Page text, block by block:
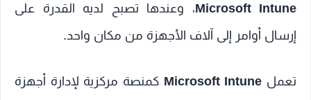
Microsoft Intune، وعندها تصبح لديه القدرة على
إرسال أوامر إلى آلاف الأجهزة من مكان واحد.
تعمل Microsoft Intune كمنصة مركزية لإدارة أجهزة